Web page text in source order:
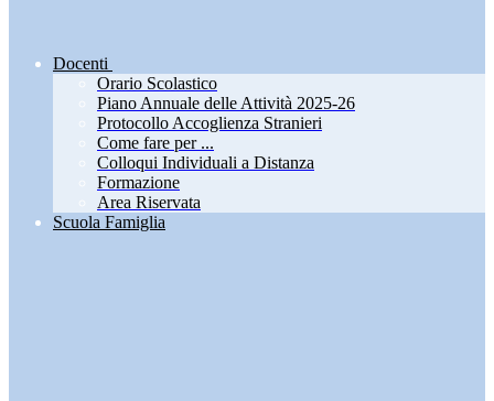
Docenti
Orario Scolastico
Piano Annuale delle Attività 2025-26
Protocollo Accoglienza Stranieri
Come fare per ...
Colloqui Individuali a Distanza
Formazione
Area Riservata
Scuola Famiglia